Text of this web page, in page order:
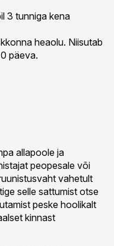
3 tunniga kena
heaolu. Niisutab
päeva.
allapoole ja
peopesale või
vahetult
selle sattumist otse
peske hoolikalt
kinnast